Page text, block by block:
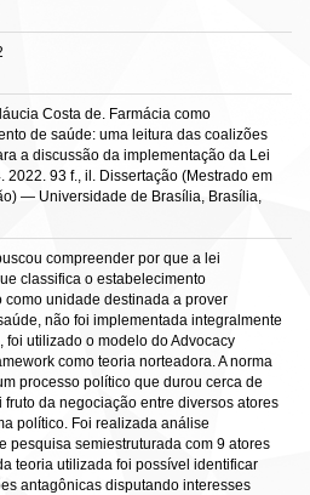
Costa de. Farmácia como
de saúde: uma leitura das coalizões
a discussão da implementação da Lei
2022. 93 f., il. Dissertação (Mestrado em
— Universidade de Brasília, Brasília,
compreender por que a lei
classifica o estabelecimento
como unidade destinada a prover
não foi implementada integralmente
foi utilizado o modelo do Advocacy
como teoria norteadora. A norma
processo político que durou cerca de
fruto da negociação entre diversos atores
político. Foi realizada análise
pesquisa semiestruturada com 9 atores
teoria utilizada foi possível identificar
antagônicas disputando interesses